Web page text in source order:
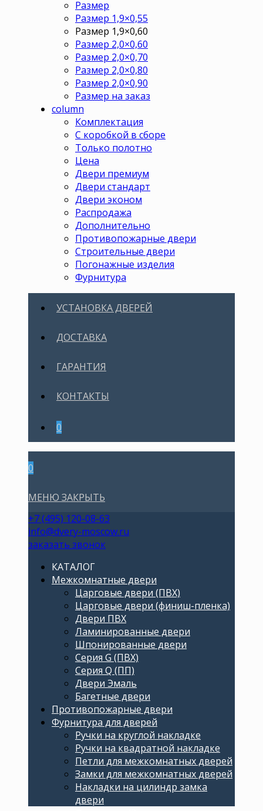
Размер
Размер 1,9×0,55
Размер 1,9×0,60
Размер 2,0×0,60
Размер 2,0×0,70
Размер 2,0×0,80
Размер 2,0×0,90
Размер на заказ
column
Комплектация
С коробкой в сборе
Только полотно
Цена
Двери премиум
Двери стандарт
Двери эконом
Распродажа
Дополнительно
Противопожарные двери
Строительные двери
Погонажные изделия
Фурнитура
УСТАНОВКА ДВЕРЕЙ
ДОСТАВКА
ГАРАНТИЯ
КОНТАКТЫ
0
0
МЕНЮ ЗАКРЫТЬ
+7 (495) 120-08-63
info@dvery-moscow.ru
заказать звонок
КАТАЛОГ
Межкомнатные двери
Царговые двери (ПВХ)
Царговые двери (финиш-пленка)
Двери ПВХ
Ламинированные двери
Шпонированные двери
Серия G (ПВХ)
Серия Q (ПП)
Двери Эмаль
Багетные двери
Противопожарные двери
Фурнитура для дверей
Ручки на круглой накладке
Ручки на квадратной накладке
Петли для межкомнатных дверей
Замки для межкомнатных дверей
Накладки на цилиндр замка
двери